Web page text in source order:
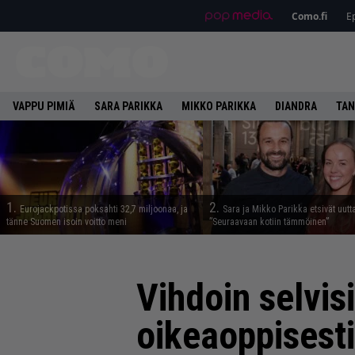
Como.fi
VAPPU PIMIÄ SARA PARIKKA MIKKO PARIKKA DIANDRA
1. Eurojackpotissa poksahti 32,7 miljoonaa, ja
tänne Suomen isoin voitto meni
2. Sara ja Mikko Parikka etsivät
”Seuraavaan kotiin tämmöinen”
Vihdoin